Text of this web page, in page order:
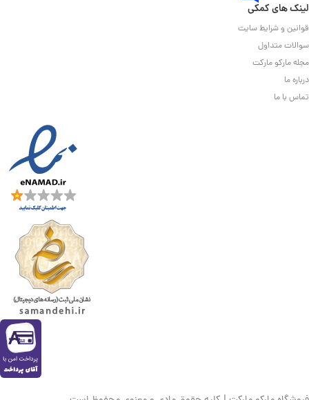
لینک های کمکی
قوانین و شرایط سایت
سوالات متداول
مجله مارکو مارکت
درباره ما
تماس با ما